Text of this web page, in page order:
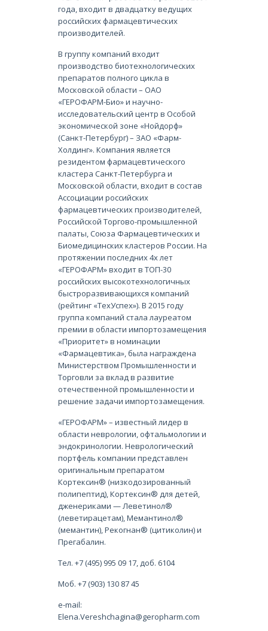
года, входит в двадцатку ведущих
российских фармацевтических
производителей.
В группу компаний входит
производство биотехнологических
препаратов полного цикла в
Московской области – ОАО
«ГЕРОФАРМ-Био» и научно-
исследовательский центр в Особой
экономической зоне «Нойдорф»
(Санкт-Петербург) – ЗАО «Фарм-
Холдинг». Компания является
резидентом фармацевтического
кластера Санкт-Петербурга и
Московской области, входит в состав
Ассоциации российских
фармацевтических производителей,
Российской Торгово-промышленной
палаты, Союза Фармацевтических и
Биомедицинских кластеров России. На
протяжении последних 4х лет
«ГЕРОФАРМ» входит в ТОП-30
российских высокотехнологичных
быстроразвивающихся компаний
(рейтинг «ТехУспех»). В 2015 году
группа компаний стала лауреатом
премии в области импортозамещения
«Приоритет» в номинации
«Фармацевтика», была награждена
Министерством Промышленности и
Торговли за вклад в развитие
отечественной промышленности и
решение задачи импортозамещения.
«ГЕРОФАРМ» – известный лидер в
области неврологии, офтальмологии и
эндокринологии. Неврологический
портфель компании представлен
оригинальным препаратом
Кортексин® (низкодозированный
полипептид), Кортексин® для детей,
дженериками — Леветинол®
(леветирацетам), Мемантинол®
(мемантин), Рекогнан® (цитиколин) и
Прегабалин.
Тел. +7 (495) 995 09 17, доб. 6104
Моб. +7 (903) 130 87 45
e-mail:
Elena.Vereshchagina@geropharm.com